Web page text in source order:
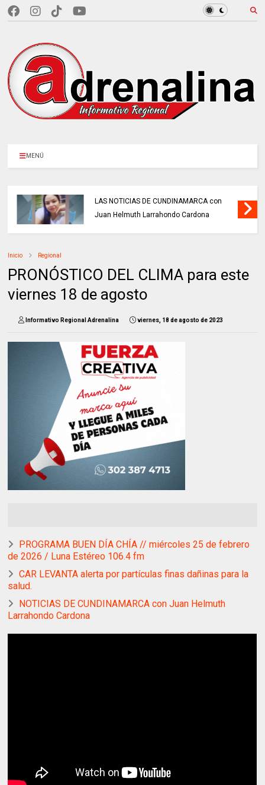
MENÚ
LAS NOTICIAS DE CUNDINAMARCA con
Juan Helmuth Larrahondo Cardona
Inicio Regional
PRONÓSTICO DEL CLIMA para este
viernes 18 de agosto
Informativo Regional Adrenalina viernes, 18 de agosto de 2023
PROGRAMA BUEN DÍA CHÍA // miércoles 25 de febrero
de 2026 / Luna Estéreo 106.4 fm
CAR LEVANTA alerta por partículas finas dañinas para la
salud.
NOTICIAS DE CUNDINAMARCA con Juan Helmuth
Larrahondo Cardona